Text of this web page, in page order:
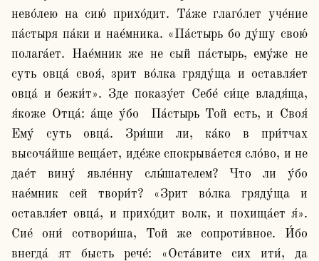
нево́лею на сию́ прихо́дит. Та́же глаго́лет уче́ние
па́стыря па́ки и нае́мника. «Па́стырь бо ду́шу свою́
полага́ет. Нае́мник же не сый па́стырь, ему́же не
суть овца́ своя́, зрит во́лка гряду́ща и оставля́ет
овца́ и бежи́т». Зде показу́ет Себе́ си́це владя́ща,
я́коже Отца́: а́ще у́бо  Па́стырь Той есть, и Своя́
Ему́ суть овца́. Зри́ши ли, ка́ко в при́тчах
высоча́йше веща́ет, иде́же спокрыва́ется сло́во, и не
дае́т вину́ явле́нну слы́шателем? Что ли у́бо
нае́мник сей твори́т? «Зрит во́лка гряду́ща и
оставля́ет овца́, и прихо́дит волк, и похища́ет я́».
Сие́ они́ сотвори́ша, Той же сопроти́вное. И́бо
внегда́ ят бысть рече́: «Оста́вите сих ити́, да